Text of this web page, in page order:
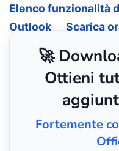
Elenco funzionalità
Outlook
Scarica
🚀
Ottieni
Fortemente